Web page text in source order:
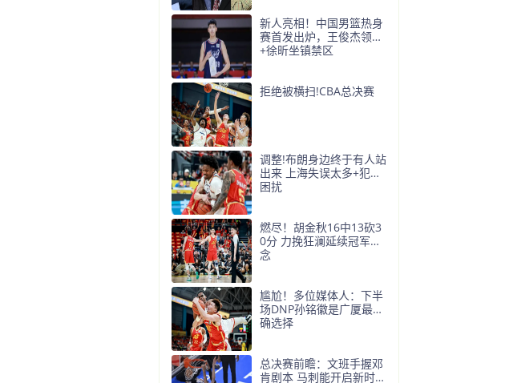
新人亮相！中国男篮热身
赛首发出炉，王俊杰领衔
+徐昕坐镇禁区
拒绝被横扫!CBA总决赛
调整!布朗身边终于有人站
出来 上海失误太多+犯规
困扰
燃尽！胡金秋16中13砍3
0分 力挽狂澜延续冠军悬
念
尴尬！多位媒体人：下半
场DNP孙铭徽是广厦最正
确选择
总决赛前瞻：文班手握邓
肯剧本 马刺能开启新时代